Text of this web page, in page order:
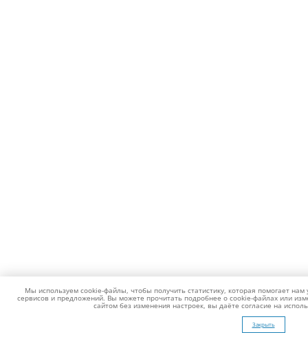
Мы используем cookie-файлы, чтобы получить статистику, которая помогает
сервисов и предложений. Вы можете прочитать подробнее о cookie-файлах или
сайтом без изменения настроек, вы даёте согласие на